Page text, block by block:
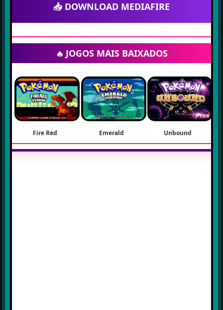
📥 DOWNLOAD MEDIAFIRE
🔥 JOGOS MAIS BAIXADOS
Fire Red Emerald Unbound